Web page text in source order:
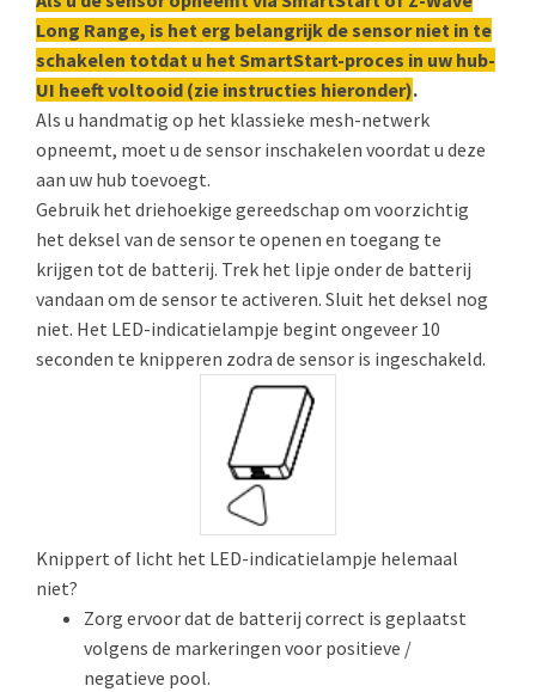
Long Range, is het erg belangrijk de sensor niet in te
schakelen totdat u het SmartStart-proces in uw hub-
UI heeft voltooid (zie instructies hieronder).
Als u handmatig op het klassieke mesh-netwerk
opneemt, moet u de sensor inschakelen voordat u deze
aan uw hub toevoegt.
Gebruik het driehoekige gereedschap om voorzichtig
het deksel van de sensor te openen en toegang te
krijgen tot de batterij. Trek het lipje onder de batterij
vandaan om de sensor te activeren. Sluit het deksel nog
niet. Het LED-indicatielampje begint ongeveer 10
seconden te knipperen zodra de sensor is ingeschakeld.
Knippert of licht het LED-indicatielampje helemaal
niet?
Zorg ervoor dat de batterij correct is geplaatst
volgens de markeringen voor positieve /
negatieve pool.